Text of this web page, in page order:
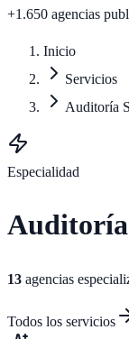
+1.650 agencias
Inicio
Servicios
Auditoría
Especialidad
13 agencias
Todos los servicios